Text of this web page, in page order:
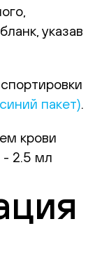
указав
пакет).
крови
- 2.5 мл